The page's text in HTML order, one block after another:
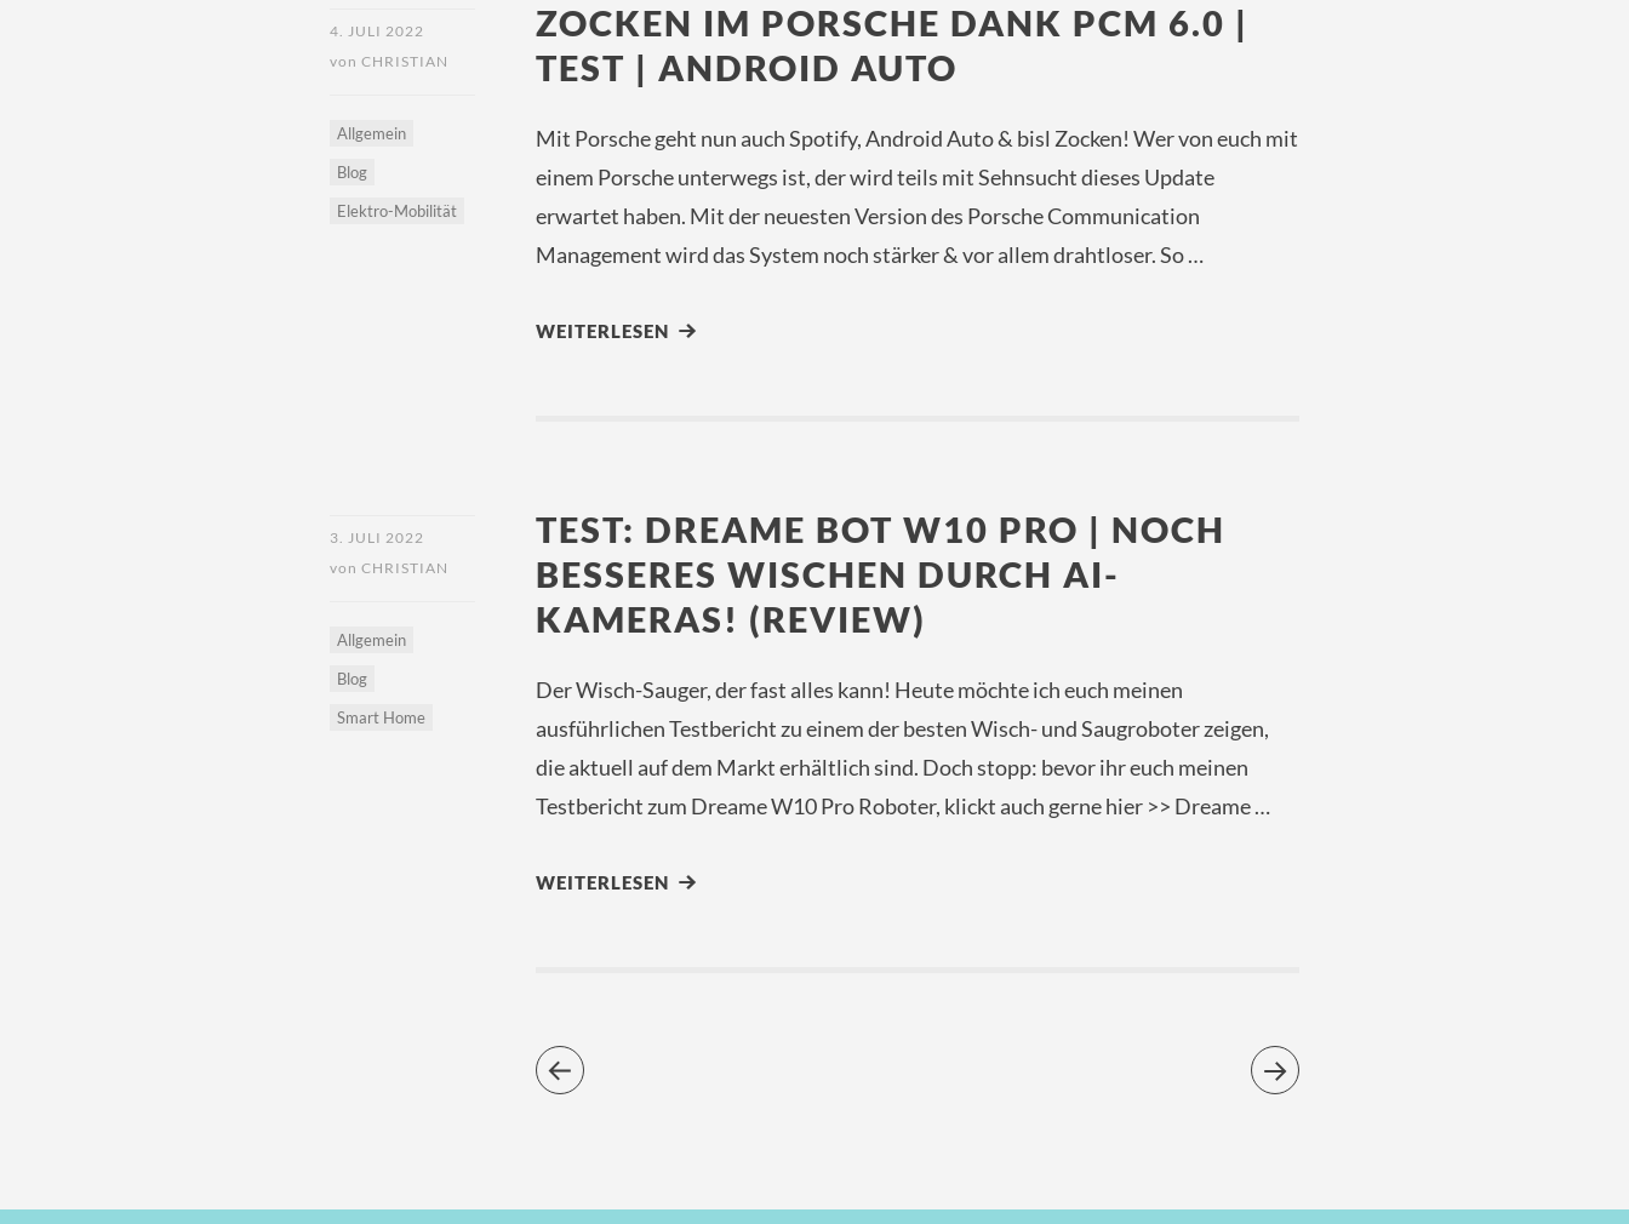
4. JULI 2022
von CHRISTIAN
Allgemein
Blog
Elektro-Mobilität
ZOCKEN IM PORSCHE DANK PCM 6.0 |
TEST | ANDROID AUTO
Mit Porsche geht nun auch Spotify, Android Auto & bisl Zocken! Wer von euch mit
einem Porsche unterwegs ist, der wird teils mit Sehnsucht dieses Update
erwartet haben. Mit der neuesten Version des Porsche Communication
Management wird das System noch stärker & vor allem drahtloser. So …
WEITERLESEN
3. JULI 2022
von CHRISTIAN
Allgemein
Blog
Smart Home
TEST: DREAME BOT W10 PRO | NOCH
BESSERES WISCHEN DURCH AI-
KAMERAS! (REVIEW)
Der Wisch-Sauger, der fast alles kann! Heute möchte ich euch meinen
ausführlichen Testbericht zu einem der besten Wisch- und Saugroboter zeigen,
die aktuell auf dem Markt erhältlich sind. Doch stopp: bevor ihr euch meinen
Testbericht zum Dreame W10 Pro Roboter, klickt auch gerne hier >> Dreame …
WEITERLESEN